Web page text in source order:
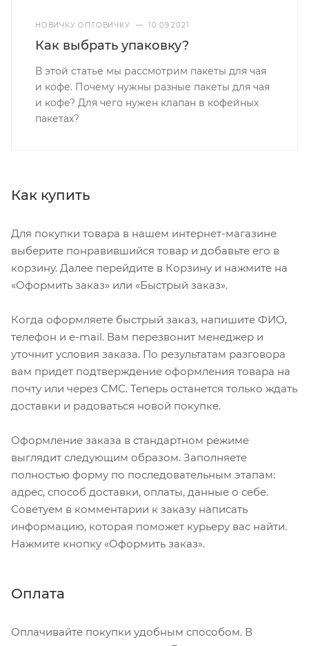
НОВИЧКУ ОПТОВИЧКУ — 10.09.2021
Как выбрать упаковку?
В этой статье мы рассмотрим пакеты для чая
и кофе. Почему нужны разные пакеты для чая
и кофе? Для чего нужен клапан в кофейных
пакетах?
Как купить
Для покупки товара в нашем интернет-магазине
выберите понравившийся товар и добавьте его в
корзину. Далее перейдите в Корзину и нажмите на
«Оформить заказ» или «Быстрый заказ».
Когда оформляете быстрый заказ, напишите ФИО,
телефон и e-mail. Вам перезвонит менеджер и
уточнит условия заказа. По результатам разговора
вам придет подтверждение оформления товара на
почту или через СМС. Теперь останется только ждать
доставки и радоваться новой покупке.
Оформление заказа в стандартном режиме
выглядит следующим образом. Заполняете
полностью форму по последовательным этапам:
адрес, способ доставки, оплаты, данные о себе.
Советуем в комментарии к заказу написать
информацию, которая поможет курьеру вас найти.
Нажмите кнопку «Оформить заказ».
Оплата
Оплачивайте покупки удобным способом. В